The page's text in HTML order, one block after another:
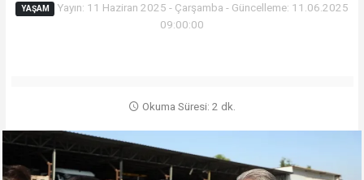
YAŞAM
Yayın: 11 Haziran 2025 - Çarşamba - Güncelleme: 11.06.2025
09:00:00
Okuma Süresi: 2 dk.